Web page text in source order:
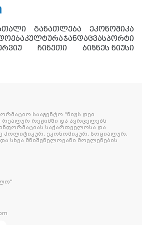
განათლება
ეკონომიკა
კულტურაჯანდაცვასპორტი
ჩინეთი ბიზნეს ნიუსი
სააგენტო “ნიუს დეი
რეალურ რეჟიმში და ავრცელებს
საქართველოსა და
პოლიტიკურ, ეკონომიკურ, სოციალურ,
სხვა მნიშვნელოვანი მოვლენების